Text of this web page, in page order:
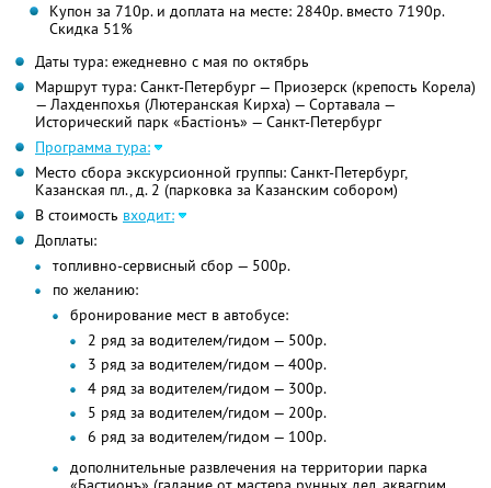
Купон за 710р. и доплата на месте: 2840р. вместо 7190р.
Скидка 51%
Даты тура: ежедневно с мая по октябрь
Маршрут тура: Санкт-Петербург — Приозерск (крепость Корела)
— Лахденпохья (Лютеранская Кирха) — Сортавала —
Исторический парк «Бастiонъ» — Санкт-Петербург
Программа тура:
Место сбора экскурсионной группы: Санкт-Петербург,
Казанская пл., д. 2 (парковка за Казанским собором)
В стоимость входит:
Доплаты:
топливно-сервисный сбор — 500р.
по желанию:
бронирование мест в автобусе:
2 ряд за водителем/гидом — 500р.
3 ряд за водителем/гидом — 400р.
4 ряд за водителем/гидом — 300р.
5 ряд за водителем/гидом — 200р.
6 ряд за водителем/гидом — 100р.
дополнительные развлечения на территории парка